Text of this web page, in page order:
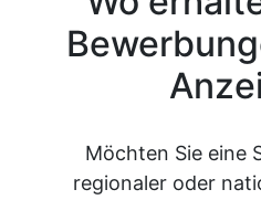
Möchten Sie eine
regionaler oder